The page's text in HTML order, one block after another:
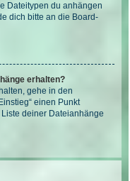
Dateitypen du anhängen
dich bitte an die Board-
erhalten?
gehe in den
einen Punkt
deiner Dateianhänge